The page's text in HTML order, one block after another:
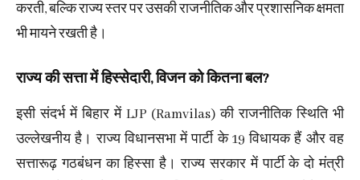
करती, बल्कि राज्य स्तर पर उसकी राजनीतिक और प्रशासनिक क्षमता
भी मायने रखती है।
राज्य की सत्ता में हिस्सेदारी, विजन को कितना बल?
इसी संदर्भ में बिहार में LJP (Ramvilas) की राजनीतिक स्थिति भी
उल्लेखनीय है। राज्य विधानसभा में पार्टी के 19 विधायक हैं और वह
सत्तारूढ़ गठबंधन का हिस्सा है। राज्य सरकार में पार्टी के दो मंत्री